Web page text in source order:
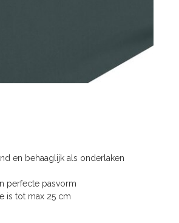
en behaaglijk als onderlaken
perfecte pasvorm
is tot max 25 cm